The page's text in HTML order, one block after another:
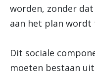
worden, zonder
aan het plan wordt
Dit sociale
moeten bestaan